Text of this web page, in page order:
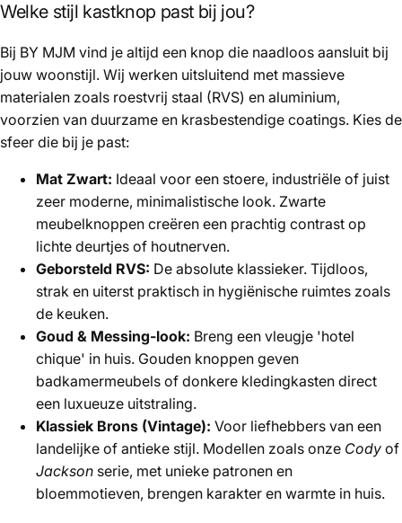
Welke stijl kastknop past bij jou?
Bij BY MJM vind je altijd een knop die naadloos aansluit bij
jouw woonstijl. Wij werken uitsluitend met massieve
materialen zoals roestvrij staal (RVS) en aluminium,
voorzien van duurzame en krasbestendige coatings. Kies de
sfeer die bij je past:
Mat Zwart: Ideaal voor een stoere, industriële of juist
zeer moderne, minimalistische look. Zwarte
meubelknoppen creëren een prachtig contrast op
lichte deurtjes of houtnerven.
Geborsteld RVS: De absolute klassieker. Tijdloos,
strak en uiterst praktisch in hygiënische ruimtes zoals
de keuken.
Goud & Messing-look: Breng een vleugje 'hotel
chique' in huis. Gouden knoppen geven
badkamermeubels of donkere kledingkasten direct
een luxueuze uitstraling.
Klassiek Brons (Vintage): Voor liefhebbers van een
landelijke of antieke stijl. Modellen zoals onze Cody of
Jackson serie, met unieke patronen en
bloemmotieven, brengen karakter en warmte in huis.